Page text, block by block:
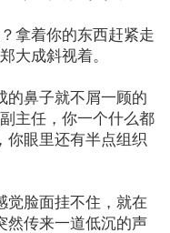
拿着你的东西赶紧走
大成斜视着。
鼻子就不屑一顾的
主任，你一个什么都
你眼里还有半点组织
脸面挂不住，就在
然传来一道低沉的声